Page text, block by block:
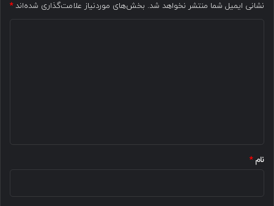
نشانی ایمیل شما منتشر نخواهد شد. بخش‌های موردنیاز علامت‌گذاری شده‌اند*
نام*